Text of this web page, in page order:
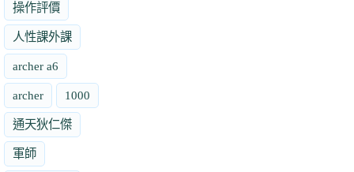
操作評價
人性課外課
archer a6
archer 1000
通天狄仁傑
軍師